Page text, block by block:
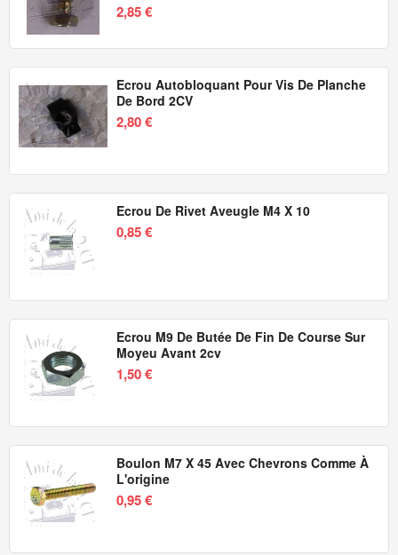
2,85 €
Ecrou Autobloquant Pour Vis De Planche
De Bord 2CV
2,80 €
Ecrou De Rivet Aveugle M4 X 10
0,85 €
Ecrou M9 De Butée De Fin De Course Sur
Moyeu Avant 2cv
1,50 €
Boulon M7 X 45 Avec Chevrons Comme À
L'origine
0,95 €